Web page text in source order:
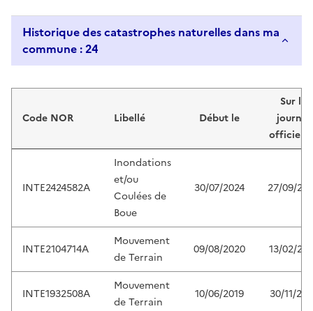
Historique des catastrophes naturelles dans ma
commune : 24
Code NOR Libellé Début le
Sur le
journal
officiel
INTE2424582A
Inondations
et/ou
Coulées de
Boue
30/07/2024 27/09/
INTE2104714A
Mouvement
de Terrain
09/08/2020 13/02/
INTE1932508A
Mouvement
de Terrain
10/06/2019 30/11/